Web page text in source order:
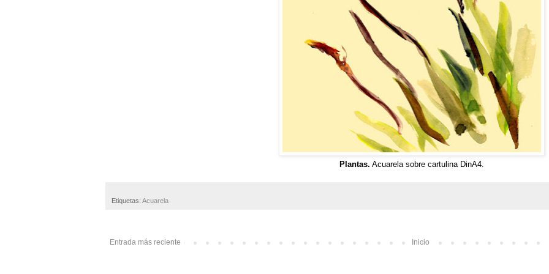
Plantas. Acuarela sobre cartulina DinA4.
Etiquetas: Acuarela
Entrada más reciente Inicio